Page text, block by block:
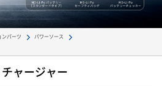
ンパーツ
パワーソース
ャージャー